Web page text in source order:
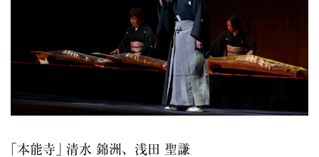
｢本能寺｣ 清水 錦洲、浅田 聖謙